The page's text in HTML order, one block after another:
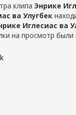
клипа Энрике
ва Улугбек
Иглесиас ва
на просмотр